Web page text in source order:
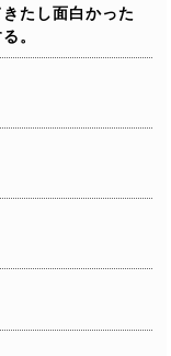
たし面白かった
。